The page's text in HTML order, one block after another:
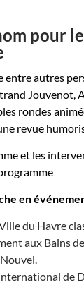
pour
entre autres
Jouvenot,
rondes
revue
et les
en
du Havre
aux Bains
de